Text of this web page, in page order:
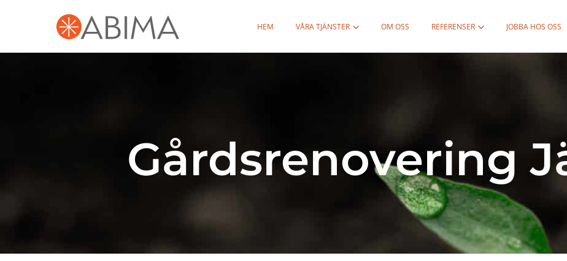
HEM VÅRA TJÄNSTER OM OSS REFERENSER JOBBA HOS OSS
Gårdsrenovering